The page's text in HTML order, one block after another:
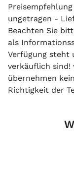
ungetragen -
Beachten Sie
als
Verfügung steht
verkäuflich sind!
übernehmen
Richtigkeit der